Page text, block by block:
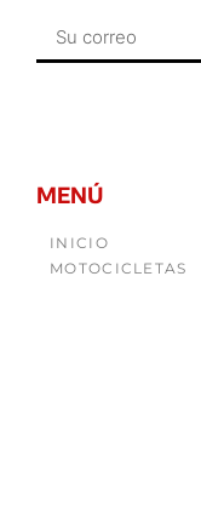
MENÚ
INICIO
MOTOCICLETAS